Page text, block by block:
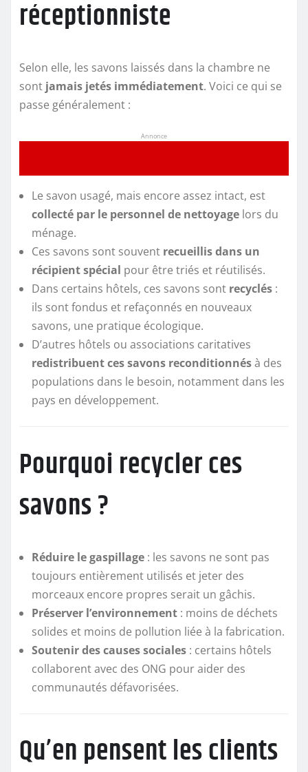
réceptionniste
Selon elle, les savons laissés dans la chambre ne
sont jamais jetés immédiatement. Voici ce qui se
passe généralement :
Annonce
Le savon usagé, mais encore assez intact, est
collecté par le personnel de nettoyage lors du
ménage.
Ces savons sont souvent recueillis dans un
récipient spécial pour être triés et réutilisés.
Dans certains hôtels, ces savons sont recyclés :
ils sont fondus et refaçonnés en nouveaux
savons, une pratique écologique.
D’autres hôtels ou associations caritatives
redistribuent ces savons reconditionnésà des
populations dans le besoin, notamment dans les
pays en développement.
Pourquoi recycler ces
savons ?
Réduire le gaspillage : les savons ne sont pas
toujours entièrement utilisés et jeter des
morceaux encore propres serait un gâchis.
Préserver l’environnement : moins de déchets
solides et moins de pollution liée à la fabrication.
Soutenir des causes sociales : certains hôtels
collaborent avec des ONG pour aider des
communautés défavorisées.
Qu’en pensent les clients